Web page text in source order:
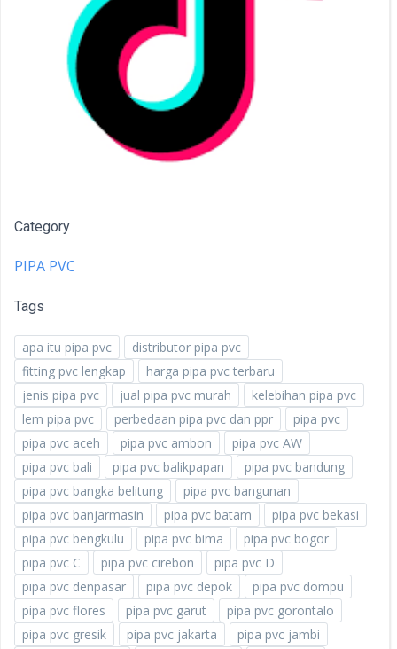
Category
PIPA PVC
Tags
apa itu pipa pvc
distributor pipa pvc
fitting pvc lengkap
harga pipa pvc terbaru
jenis pipa pvc
jual pipa pvc murah
kelebihan pipa pvc
lem pipa pvc
perbedaan pipa pvc dan ppr
pipa pvc
pipa pvc aceh
pipa pvc ambon
pipa pvc AW
pipa pvc bali
pipa pvc balikpapan
pipa pvc bandung
pipa pvc bangka belitung
pipa pvc bangunan
pipa pvc banjarmasin
pipa pvc batam
pipa pvc bekasi
pipa pvc bengkulu
pipa pvc bima
pipa pvc bogor
pipa pvc C
pipa pvc cirebon
pipa pvc D
pipa pvc denpasar
pipa pvc depok
pipa pvc dompu
pipa pvc flores
pipa pvc garut
pipa pvc gorontalo
pipa pvc gresik
pipa pvc jakarta
pipa pvc jambi